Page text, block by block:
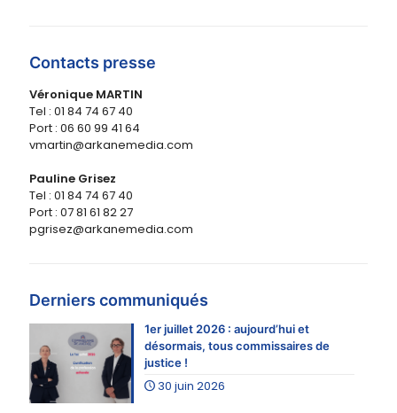
Contacts presse
Véronique MARTIN
Tel : 01 84 74 67 40
Port : 06 60 99 41 64
vmartin@arkanemedia.com
Pauline Grisez
Tel : 01 84 74 67 40
Port : 07 81 61 82 27
pgrisez@arkanemedia.com
Derniers communiqués
1er juillet 2026 : aujourd’hui et
désormais, tous commissaires de
justice !
30 juin 2026